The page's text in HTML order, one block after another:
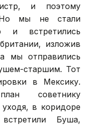
и поэтому
мы не стали
и встретились
изложив
мы отправились
старшим. Тот
в Мексику.
советнику
в коридоре
Буша,